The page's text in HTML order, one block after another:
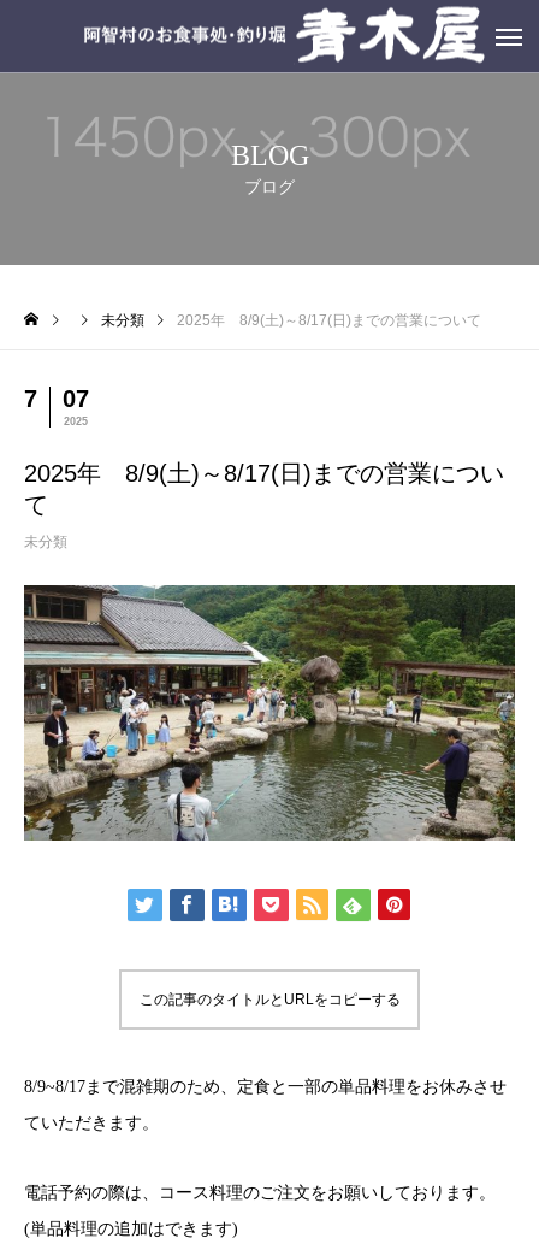
BLOG
ブログ
未分類 2025年 8/9(土)～8/17(日)までの営業について
7 07
2025
2025年 8/9(土)～8/17(日)までの営業につい
て
未分類
この記事のタイトルとURLをコピーする
8/9~8/17まで混雑期のため、定食と一部の単品料理をお休みさせ
ていただきます。
電話予約の際は、コース料理のご注文をお願いしております。
(単品料理の追加はできます)